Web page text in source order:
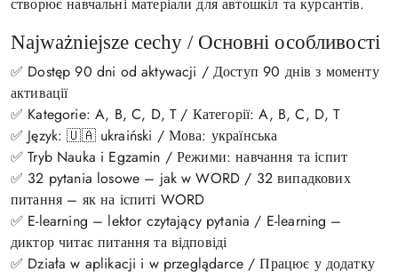
Najważniejsze cechy / Основні особливості
✅ Dostęp 90 dni od aktywacji / Доступ 90 днів з моменту
активації
✅ Kategorie: A, B, C, D, T / Категорії: A, B, C, D, T
✅ Język: 🇺🇦 ukraiński / Мова: українська
✅ Tryb Nauka i Egzamin / Режими: навчання та іспит
✅ 32 pytania losowe – jak w WORD / 32 випадкових
питання – як на іспиті WORD
✅ E-learning – lektor czytający pytania / E-learning –
диктор читає питання та відповіді
✅ Działa w aplikacji i w przeglądarce / Працює у додатку